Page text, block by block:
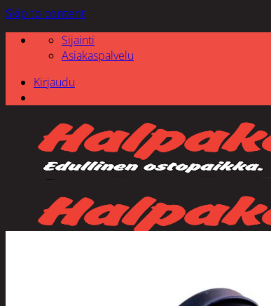
Skip to content
Sijainti
Asiakaspalvelu
Kirjaudu